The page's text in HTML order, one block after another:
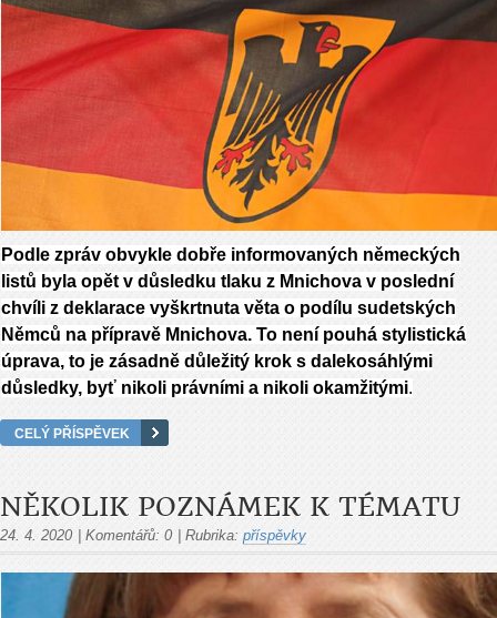
Podle zpráv obvykle dobře informovaných německých
listů byla opět v důsledku tlaku z Mnichova v poslední
chvíli z deklarace vyškrtnuta věta o podílu sudetských
Němců na přípravě Mnichova. To není pouhá stylistická
úprava, to je zásadně důležitý krok s dalekosáhlými
důsledky, byť nikoli právními a nikoli okamžitými.
CELÝ PŘÍSPĚVEK
NĚKOLIK POZNÁMEK K TÉMATU
24. 4. 2020 Komentářů: 0 Rubrika: příspěvky